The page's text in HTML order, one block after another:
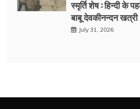
स्मृर्ति शेष : हिन्दी के
बाबू देवकीनन्दन खत्री
July 31, 2026